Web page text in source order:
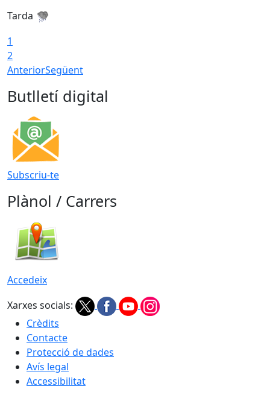
Tarda
1
2
AnteriorSegüent
Butlletí digital
Subscriu-te
Plànol / Carrers
Accedeix
Xarxes socials:
Crèdits
Contacte
Protecció de dades
Avís legal
Accessibilitat